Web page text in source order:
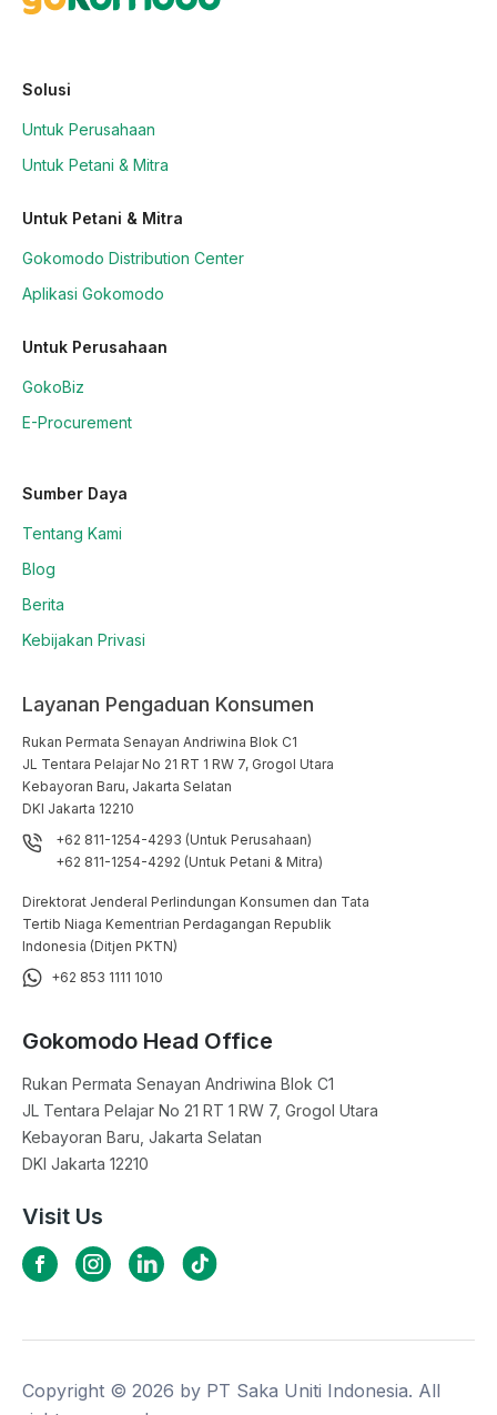
Solusi
Untuk Perusahaan
Untuk Petani & Mitra
Untuk Petani & Mitra
Gokomodo Distribution Center
Aplikasi Gokomodo
Untuk Perusahaan
GokoBiz
E-Procurement
Sumber Daya
Tentang Kami
Blog
Berita
Kebijakan Privasi
Layanan Pengaduan Konsumen
Rukan Permata Senayan Andriwina Blok C1
JL Tentara Pelajar No 21 RT 1 RW 7, Grogol Utara
Kebayoran Baru, Jakarta Selatan
DKI Jakarta 12210
+62 811-1254-4293 (Untuk Perusahaan)
+62 811-1254-4292 (Untuk Petani & Mitra)
Direktorat Jenderal Perlindungan Konsumen dan Tata
Tertib Niaga Kementrian Perdagangan Republik
Indonesia (Ditjen PKTN)
+62 853 1111 1010
Gokomodo Head Office
Rukan Permata Senayan Andriwina Blok C1
JL Tentara Pelajar No 21 RT 1 RW 7, Grogol Utara
Kebayoran Baru, Jakarta Selatan
DKI Jakarta 12210
Visit Us
Copyright © 2026 by PT Saka Uniti Indonesia. All